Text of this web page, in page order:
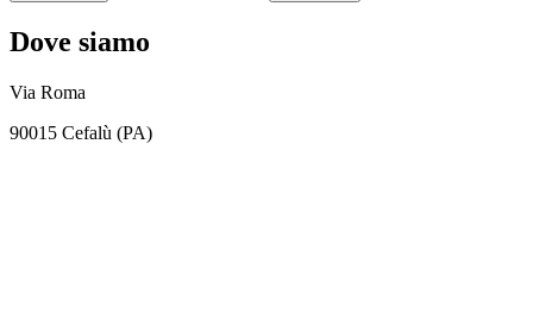
Dove siamo
Via Roma
90015 Cefalù (PA)